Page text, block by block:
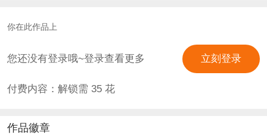
事，不仅仅是故事，更是一段被遗忘的历
于古籍名著《列女传·孽嬖传》。这是真·古
籍，全篇文言文版本——可自行度娘。 中华
文化博大精深，从古至今，多少文学典故，
远而被束之高阁，甚至于，还有不少至今尚
你在此作品上
您还没有登录哦~登录查看更多 立刻登录
付费内容：解锁需 35花
作品徽章